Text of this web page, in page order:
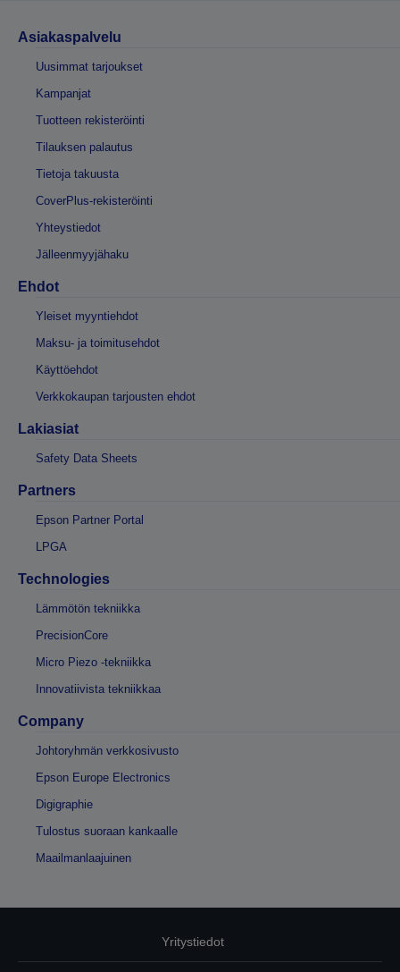
Asiakaspalvelu
Uusimmat tarjoukset
Kampanjat
Tuotteen rekisteröinti
Tilauksen palautus
Tietoja takuusta
CoverPlus-rekisteröinti
Yhteystiedot
Jälleenmyyjähaku
Ehdot
Yleiset myyntiehdot
Maksu- ja toimitusehdot
Käyttöehdot
Verkkokaupan tarjousten ehdot
Lakiasiat
Safety Data Sheets
Partners
Epson Partner Portal
LPGA
Technologies
Lämmötön tekniikka
PrecisionCore
Micro Piezo -tekniikka
Innovatiivista tekniikkaa
Company
Johtoryhmän verkkosivusto
Epson Europe Electronics
Digigraphie
Tulostus suoraan kankaalle
Maailmanlaajuinen
Yritystiedot